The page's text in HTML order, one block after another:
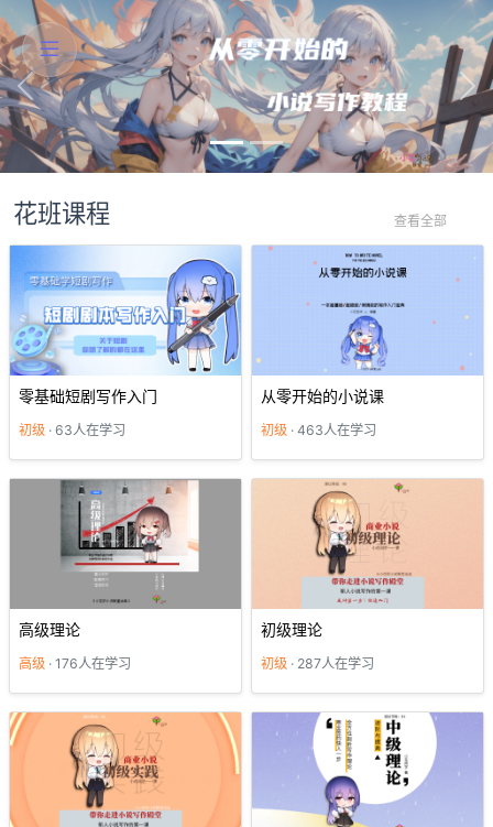
Previous
花班课程 查看全部
零基础短剧写作入门
初级 · 63人在学习
从零开始的小说课
初级 · 463人在学习
高级理论
高级 · 176人在学习
初级理论
初级 · 287人在学习